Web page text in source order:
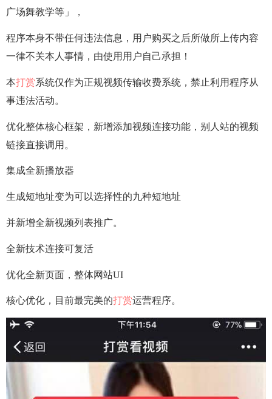
广场舞教学等」，
程序本身不带任何违法信息，用户购买之后所做所上传内容
一律不关本人事情，由使用用户自己承担！
本打赏系统仅作为正规视频传输收费系统，禁止利用程序从
事违法活动。
优化整体核心框架，新增添加视频连接功能，别人站的视频
链接直接调用。
集成全新播放器
生成短地址变为可以选择性的九种短地址
并新增全新视频列表推广。
全新技术连接可复活
优化全新页面，整体网站UI
核心优化，目前最完美的打赏运营程序。